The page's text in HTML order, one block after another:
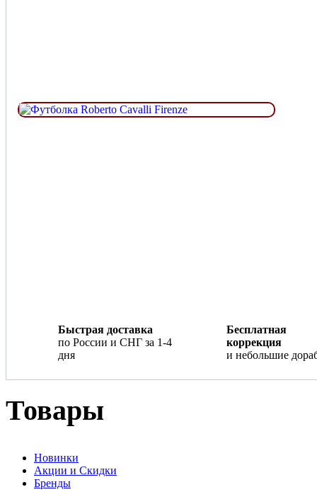
Быстрая доставка
по России и СНГ за 1-4
дня
Бесплатная
коррекция
и небольшие
Товары
Новинки
Акции и Скидки
Бренды